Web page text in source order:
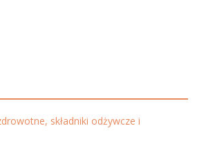
składniki odżywcze i